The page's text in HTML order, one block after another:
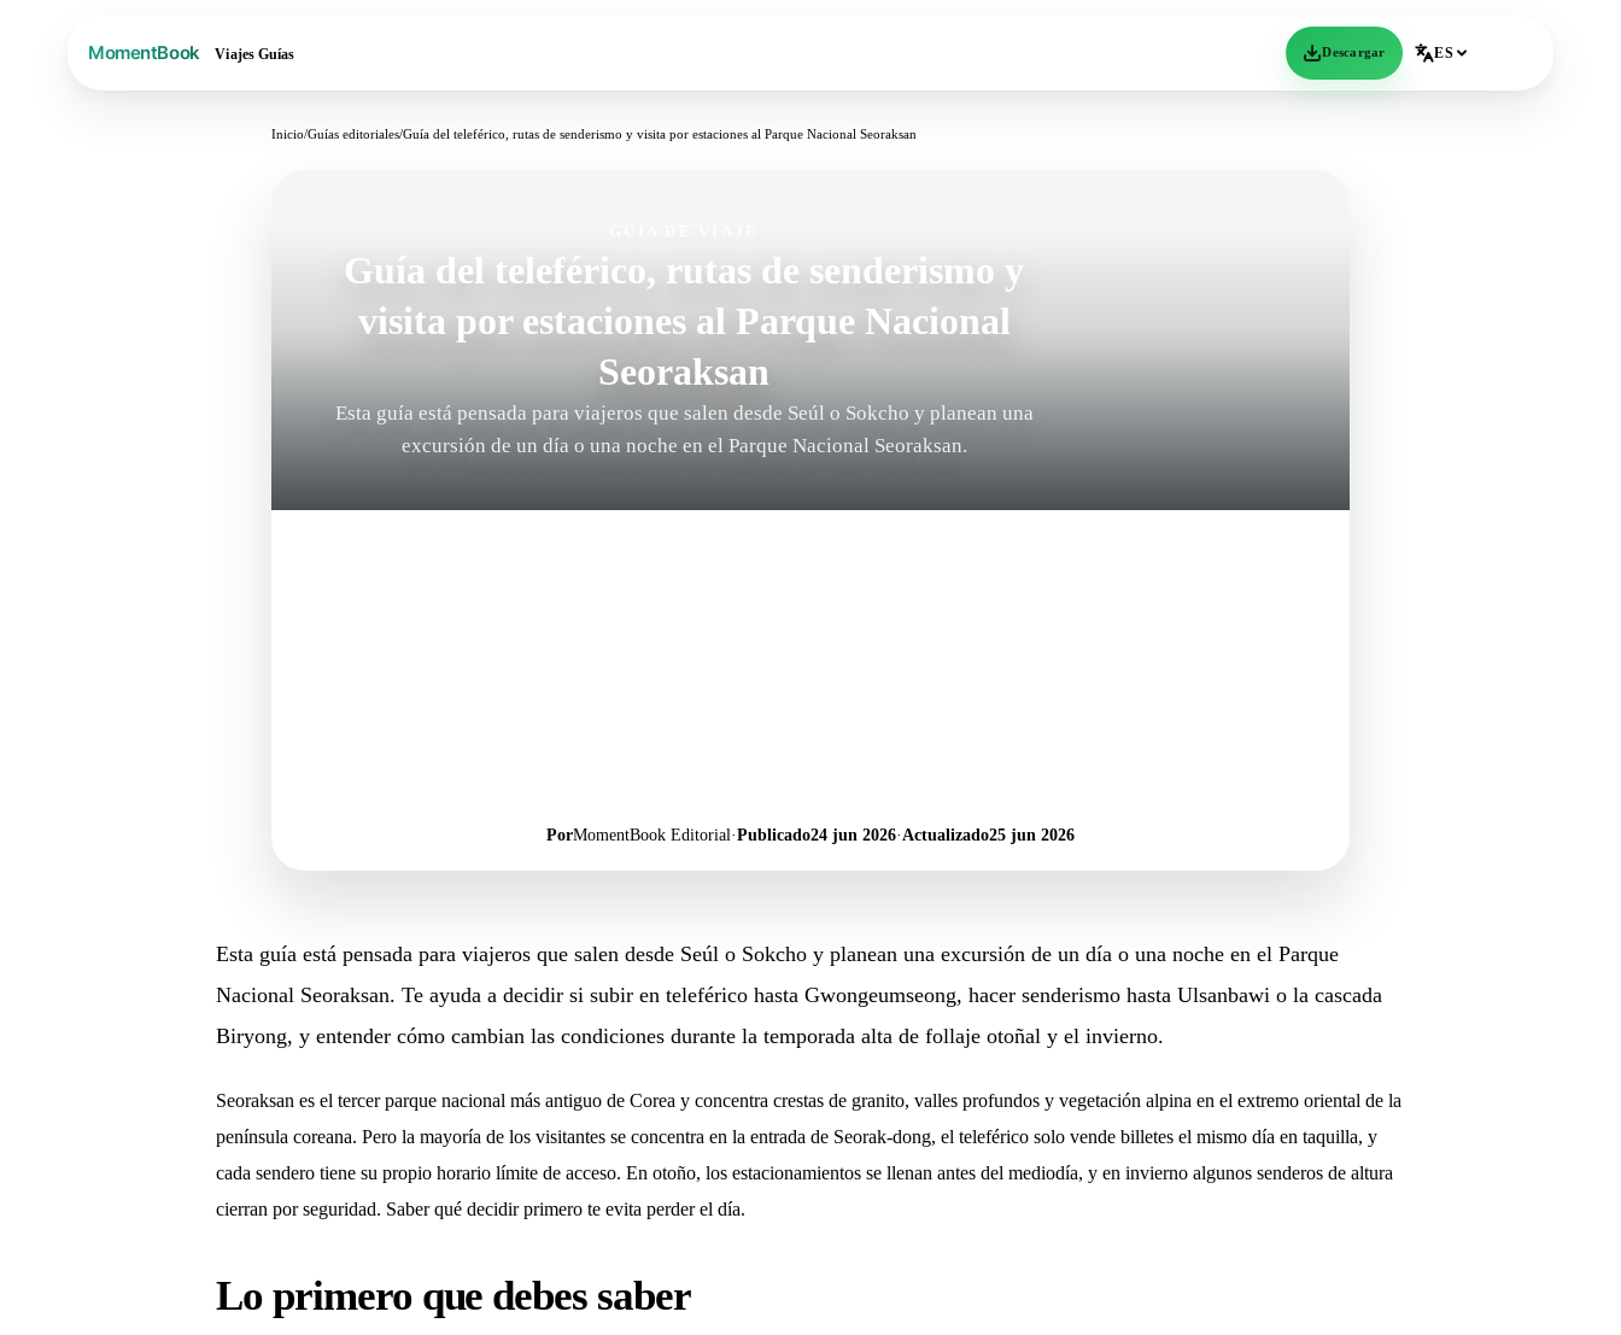
Viajes Guías Descargar ES
Inicio/Guías editoriales/Guía del teleférico, rutas de senderismo y visita por estaciones al Parque Nacional Seoraksan
Guía del teleférico, rutas de senderismo y
visita por estaciones al Parque Nacional
Seoraksan
Esta guía está pensada para viajeros que salen desde Seúl o Sokcho y planean una
excursión de un día o una noche en el Parque Nacional Seoraksan.
PorMomentBook Editorial·Publicado24 jun 2026·Actualizado25 jun 2026
Esta guía está pensada para viajeros que salen desde Seúl o Sokcho y planean una excursión de un día o una noche en el Parque
Nacional Seoraksan. Te ayuda a decidir si subir en teleférico hasta Gwongeumseong, hacer senderismo hasta Ulsanbawi o la cascada
Biryong, y entender cómo cambian las condiciones durante la temporada alta de follaje otoñal y el invierno.
Seoraksan es el tercer parque nacional más antiguo de Corea y concentra crestas de granito, valles profundos y vegetación alpina en el extremo oriental de la
península coreana. Pero la mayoría de los visitantes se concentra en la entrada de Seorak-dong, el teleférico solo vende billetes el mismo día en taquilla, y
cada sendero tiene su propio horario límite de acceso. En otoño, los estacionamientos se llenan antes del mediodía, y en invierno algunos senderos de altura
cierran por seguridad. Saber qué decidir primero te evita perder el día.
Lo primero que debes saber